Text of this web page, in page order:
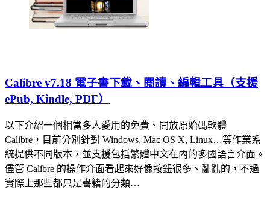
Calibre v7.18 電子書下載、閱讀、編輯工具（支援
ePub, Kindle, PDF）
以下介紹一個相當多人愛用的免費、開放原始碼軟體
Calibre，目前分別針對 Windows, Mac OS X, Linux…等作業系
統提供不同版本，並支援包括繁體中文在內的多國語言介面。
儘管 Calibre 的操作介面看起來好像按鈕很多、亂亂的，不過
實際上那些都只是書籍的分類…